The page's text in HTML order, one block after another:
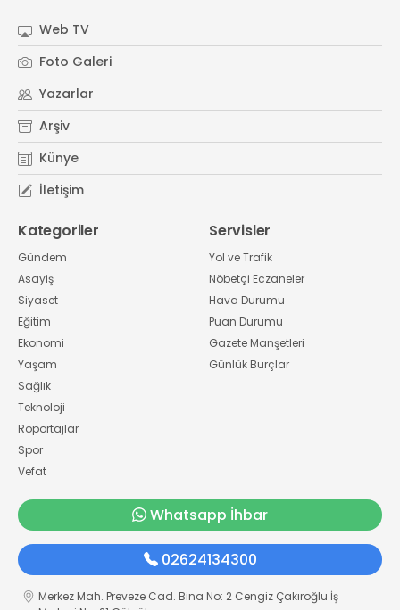
Web TV
Foto Galeri
Yazarlar
Arşiv
Künye
İletişim
Kategoriler
Gündem
Asayiş
Siyaset
Eğitim
Ekonomi
Yaşam
Sağlık
Teknoloji
Röportajlar
Spor
Vefat
Servisler
Yol ve Trafik
Nöbetçi Eczaneler
Hava Durumu
Puan Durumu
Gazete Manşetleri
Günlük Burçlar
Whatsapp İhbar
02624134300
Merkez Mah. Preveze Cad. Bina No: 2 Cengiz Çakıroğlu İş